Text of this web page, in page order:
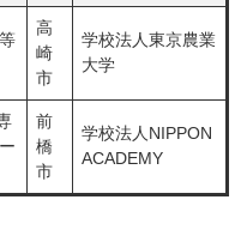
高
崎
市
学校法人東京農業
大学
前
橋
市
学校法人NIPPON
ACADEMY